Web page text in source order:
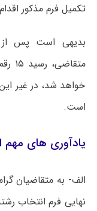
تکمیل فرم مذکور
بدیهی است پس از
خواهد شد، در غیر
است.
یادآوری های مهم
الف‌- به متقاضیان
نهایی فرم انتخاب